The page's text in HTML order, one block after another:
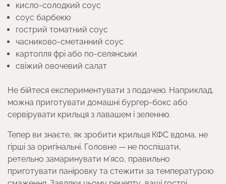
кисло-солодкий соус
соус барбекю
гострий томатний соус
часниково-сметанний соус
картопля фрі або по-селянськи
свіжий овочевий салат
Не бійтеся експериментувати з подачею. Наприклад,
можна приготувати домашні бургер-бокс або
сервірувати крильця з лавашем і зеленню.
Тепер ви знаєте, як зробити крильця КФС вдома, не
гірші за оригінальні. Головне — не поспішати,
ретельно замаринувати м’ясо, правильно
приготувати паніровку та стежити за температурою